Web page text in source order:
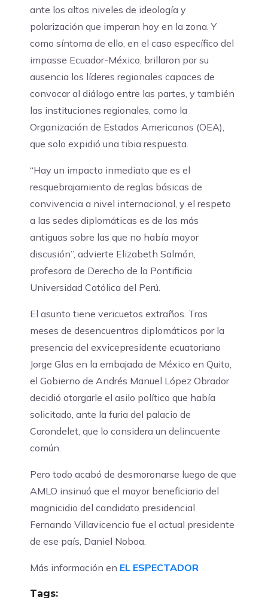
ante los altos niveles de ideología y
polarización que imperan hoy en la zona. Y
como síntoma de ello, en el caso específico del
impasse Ecuador-México, brillaron por su
ausencia los líderes regionales capaces de
convocar al diálogo entre las partes, y también
las instituciones regionales, como la
Organización de Estados Americanos (OEA),
que solo expidió una tibia respuesta.
“Hay un impacto inmediato que es el
resquebrajamiento de reglas básicas de
convivencia a nivel internacional, y el respeto
a las sedes diplomáticas es de las más
antiguas sobre las que no había mayor
discusión”, advierte Elizabeth Salmón,
profesora de Derecho de la Pontificia
Universidad Católica del Perú.
El asunto tiene vericuetos extraños. Tras
meses de desencuentros diplomáticos por la
presencia del exvicepresidente ecuatoriano
Jorge Glas en la embajada de México en Quito,
el Gobierno de Andrés Manuel López Obrador
decidió otorgarle el asilo político que había
solicitado, ante la furia del palacio de
Carondelet, que lo considera un delincuente
común.
Pero todo acabó de desmoronarse luego de que
AMLO insinuó que el mayor beneficiario del
magnicidio del candidato presidencial
Fernando Villavicencio fue el actual presidente
de ese país, Daniel Noboa.
Más información en EL ESPECTADOR
Tags: